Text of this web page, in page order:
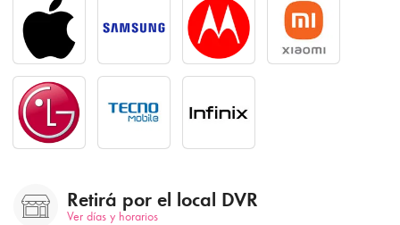
Retirá por el local DVR
Ver días y horarios